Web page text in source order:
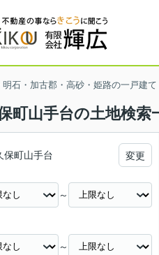
明石・加古郡・高砂・姫路の一戸建
町山手台の土地検索
保町山手台 変更
～
～